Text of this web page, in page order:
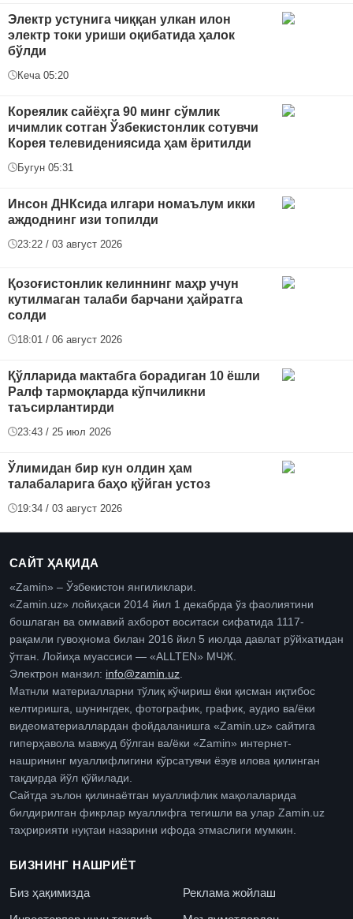
Электр устунига чиққан улкан илон
электр токи уриши оқибатида ҳалок
бўлди
Кеча 05:20
Кореялик сайёҳга 90 минг сўмлик
ичимлик сотган Ўзбекистонлик сотувчи
Корея телевидениясида ҳам ёритилди
Бугун 05:31
Инсон ДНКсида илгари номаълум икки
аждоднинг изи топилди
23:22 / 03 август 2026
Қозоғистонлик келиннинг маҳр учун
кутилмаган талаби барчани ҳайратга
солди
18:01 / 06 август 2026
Қўлларида мактабга борадиган 10 ёшли
Ралф тармоқларда кўпчиликни
таъсирлантирди
23:43 / 25 июл 2026
Ўлимидан бир кун олдин ҳам
талабаларига баҳо қўйган устоз
19:34 / 03 август 2026
САЙТ ҲАҚИДА
«Zamin» – Ўзбекистон янгиликлари.
«Zamin.uz» лойиҳаси 2014 йил 1 декабрда ўз фаолиятини
бошлаган ва оммавий ахборот воситаси сифатида 1117-
рақамли гувоҳнома билан 2016 йил 5 июлда давлат рўйхатидан
ўтган. Лойиҳа муассиси — «ALLTEN» МЧЖ.
Электрон манзил: info@zamin.uz
Матнли материалларни тўлиқ кўчириш ёки қисман иқтибос
келтиришга, шунингдек, фотографик, график, аудио ва/ёки
видеоматериаллардан фойдаланишга «Zamin.uz» сайтига
гиперҳавола мавжуд бўлган ва/ёки «Zamin» интернет-
нашрининг муаллифлигини кўрсатувчи ёзув илова қилинган
тақдирда йўл қўйилади.
Сайтда эълон қилинаётган муаллифлик мақолаларида
билдирилган фикрлар муаллифга тегишли ва улар Zamin.uz
таҳририяти нуқтаи назарини ифода этмаслиги мумкин.
БИЗНИНГ НАШРИЁТ
Биз ҳақимизда
Реклама жойлаш